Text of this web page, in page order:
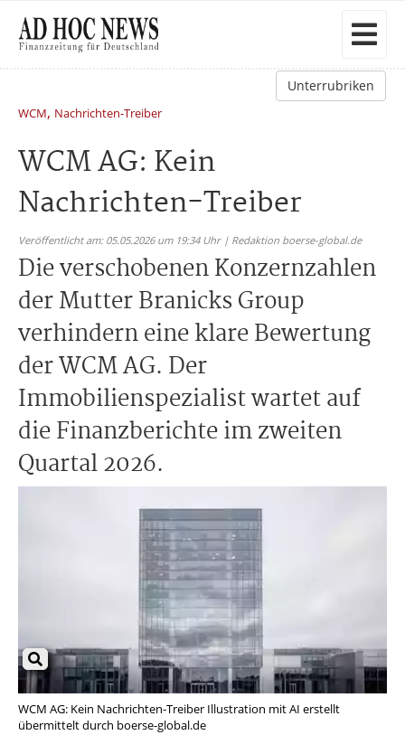
Unterrubriken
WCM, Nachrichten-Treiber
WCM AG: Kein
Nachrichten-Treiber
Veröffentlicht am: 05.05.2026 um 19:34 Uhr | Redaktion boerse-global.de
Die verschobenen Konzernzahlen
der Mutter Branicks Group
verhindern eine klare Bewertung
der WCM AG. Der
Immobilienspezialist wartet auf
die Finanzberichte im zweiten
Quartal 2026.
WCM AG: Kein Nachrichten-Treiber Illustration mit AI erstellt
übermittelt durch boerse-global.de